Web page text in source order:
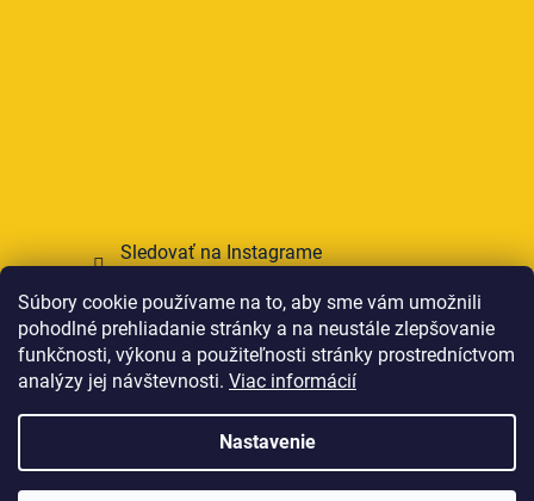
Súbory cookie používame na to, aby sme vám umožnili
pohodlné prehliadanie stránky a na neustále zlepšovanie
funkčnosti, výkonu a použiteľnosti stránky prostredníctvom
analýzy jej návštevnosti. Viac informácií
Nastavenie
Sledovať na Instagrame
Prijímame online platby